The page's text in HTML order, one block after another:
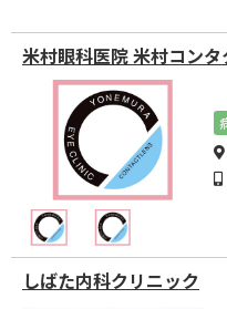
米村眼科医院 米村コンタ
しばた内科クリニック